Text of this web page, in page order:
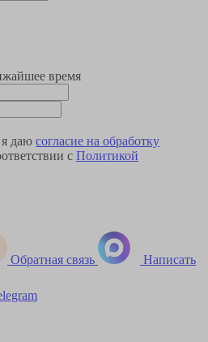
время
даю согласие на обработку
с Политикой
Обратная связь Написать